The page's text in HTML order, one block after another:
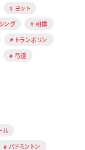
ヨット
ング
相撲
トランポリン
弓道
ル
バドミントン